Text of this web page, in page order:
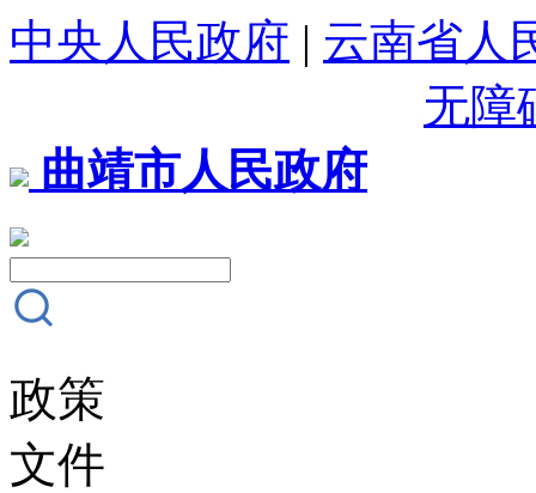
中央人民政府 | 云南省人
无障
曲靖市人民政府
政策
文件